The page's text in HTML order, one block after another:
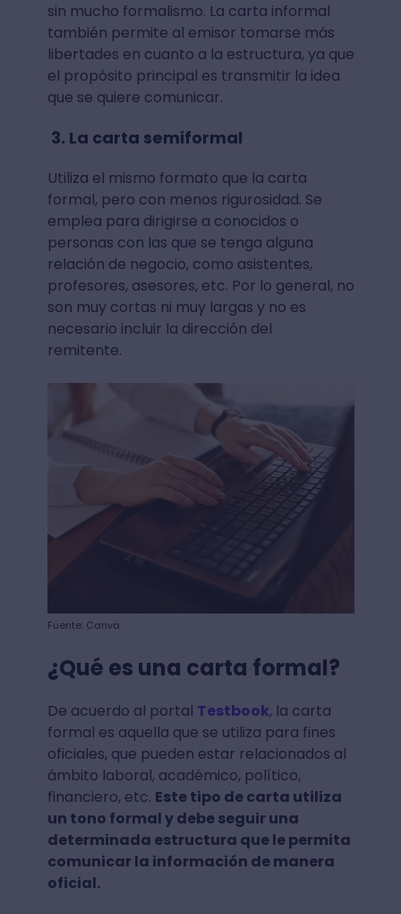
sin mucho formalismo. La carta informal
también permite al emisor tomarse más
libertades en cuanto a la estructura, ya que
el propósito principal es transmitir la idea
que se quiere comunicar.
3. La carta semiformal
Utiliza el mismo formato que la carta
formal, pero con menos rigurosidad. Se
emplea para dirigirse a conocidos o
personas con las que se tenga alguna
relación de negocio, como asistentes,
profesores, asesores, etc. Por lo general, no
son muy cortas ni muy largas y no es
necesario incluir la dirección del
remitente.
Fuente: Canva
¿Qué es una carta formal?
De acuerdo al portal Testbook, la carta
formal es aquella que se utiliza para fines
oficiales, que pueden estar relacionados al
ámbito laboral, académico, político,
financiero, etc. Este tipo de carta utiliza
un tono formal y debe seguir una
determinada estructura que le permita
comunicar la información de manera
oficial.